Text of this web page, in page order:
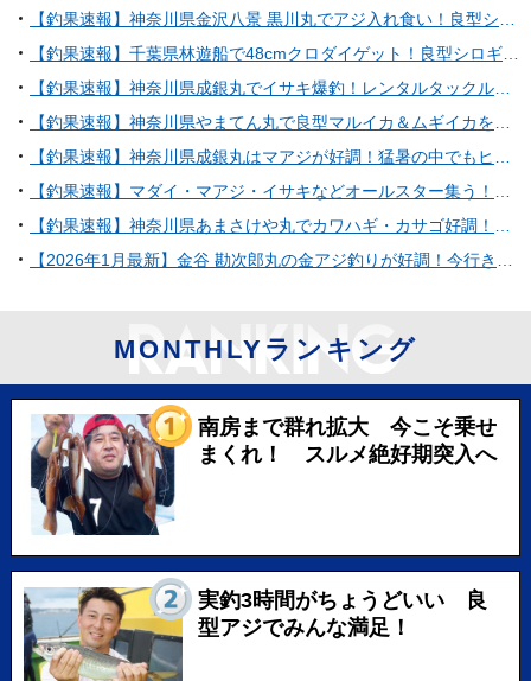
MONTHLYランキング
南房まで群れ拡大 今こそ乗せ
まくれ！ スルメ絶好期突入へ
実釣3時間がちょうどいい 良
型アジでみんな満足！